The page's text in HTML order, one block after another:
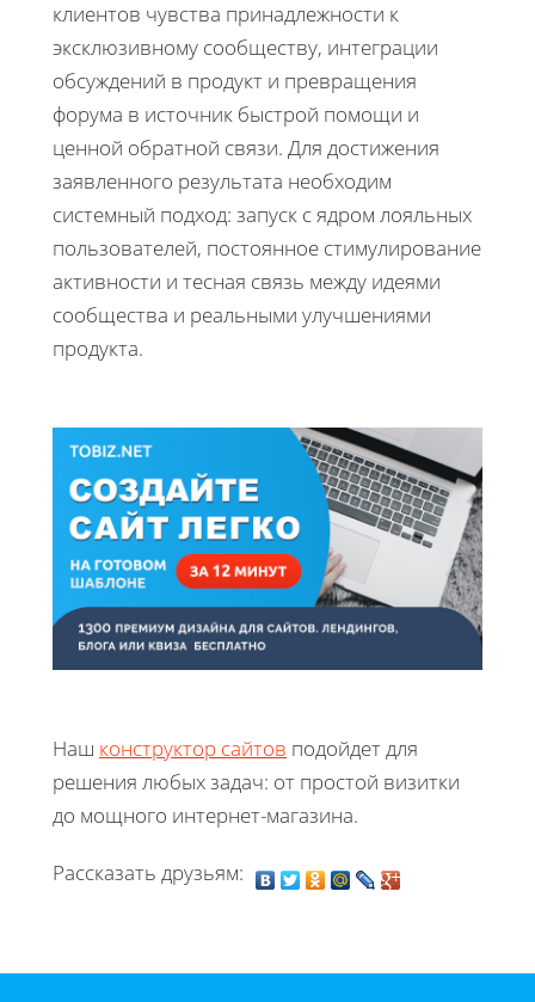
клиентов чувства принадлежности к
эксклюзивному сообществу, интеграции
обсуждений в продукт и превращения
форума в источник быстрой помощи и
ценной обратной связи. Для достижения
заявленного результата необходим
системный подход: запуск с ядром лояльных
пользователей, постоянное стимулирование
активности и тесная связь между идеями
сообщества и реальными улучшениями
продукта.
Наш конструктор сайтов подойдет для
решения любых задач: от простой визитки
до мощного интернет-магазина.
Рассказать друзьям: